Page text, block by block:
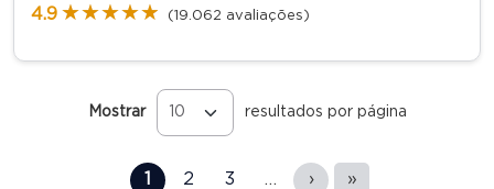
4.9 ★★★★★
★★★★★ (19.062 avaliações)
Mostrar resultados por página
1 2 3 … › »